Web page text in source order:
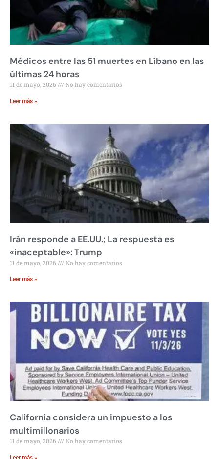
Médicos entre las 51 muertes en Líbano en las
últimas 24 horas
11 de mayo, 2026 No hay comentarios
Leer más »
Irán responde a EE.UU.; La respuesta es
«inaceptable»: Trump
11 de mayo, 2026 No hay comentarios
Leer más »
California considera un impuesto a los
multimillonarios
11 de mayo, 2026 No hay comentarios
Leer más »